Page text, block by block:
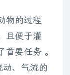
物的过程
且便于灌
要任务 。
动、气流的